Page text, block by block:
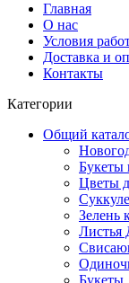
Главная
О нас
Условия
Доставка и
Контакты
Категории
Общий
Букеты
Цветы
Зелень
Листья
Букеты,